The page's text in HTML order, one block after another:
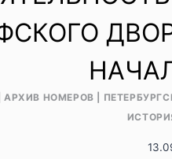
АРХИВ НОМЕРОВ